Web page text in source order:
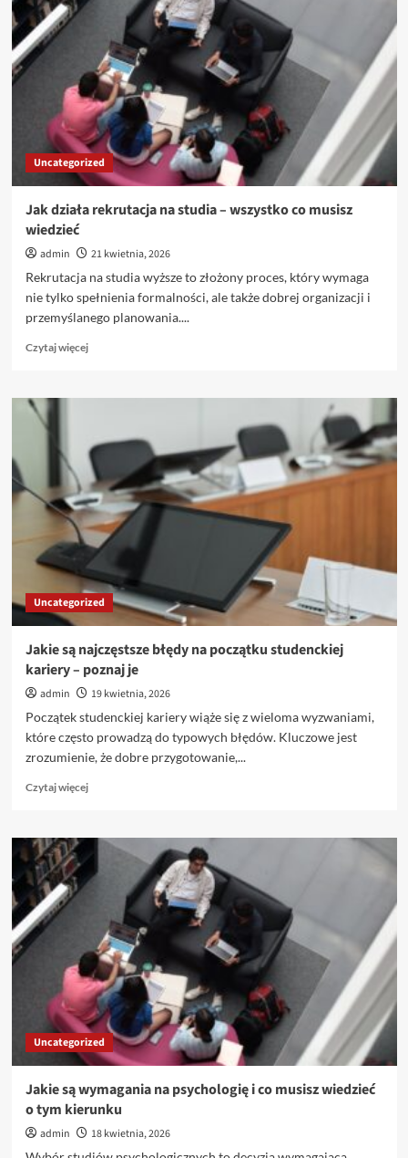
studiach
–
porady
dla
studentów
Uncategorized
Jak działa rekrutacja na studia – wszystko co musisz
wiedzieć
admin
21 kwietnia, 2026
Rekrutacja na studia wyższe to złożony proces, który wymaga
nie tylko spełnienia formalności, ale także dobrej organizacji i
przemyślanego planowania....
Czytaj więcejDowiedz
o
rekrutacja
na
studia
–
wszystko
co
musisz
wiedzieć
Uncategorized
Jakie są najczęstsze błędy na początku studenckiej
kariery – poznaj je
admin
19 kwietnia, 2026
Początek studenckiej kariery wiąże się z wieloma wyzwaniami,
które często prowadzą do typowych błędów. Kluczowe jest
zrozumienie, że dobre przygotowanie,...
Czytaj więcejDowiedz
o
są
najczęstsze
początku
studenckiej
kariery
–
poznaj
je
Uncategorized
Jakie są wymagania na psychologię i co musisz wiedzieć
o tym kierunku
admin
18 kwietnia, 2026